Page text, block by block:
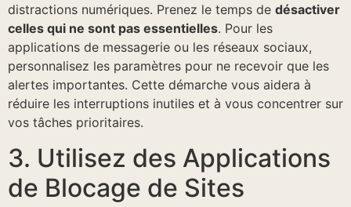
distractions numériques. Prenez le temps de désactiver
celles qui ne sont pas essentielles. Pour les
applications de messagerie ou les réseaux sociaux,
personnalisez les paramètres pour ne recevoir que les
alertes importantes. Cette démarche vous aidera à
réduire les interruptions inutiles et à vous concentrer sur
vos tâches prioritaires.
3. Utilisez des Applications
de Blocage de Sites